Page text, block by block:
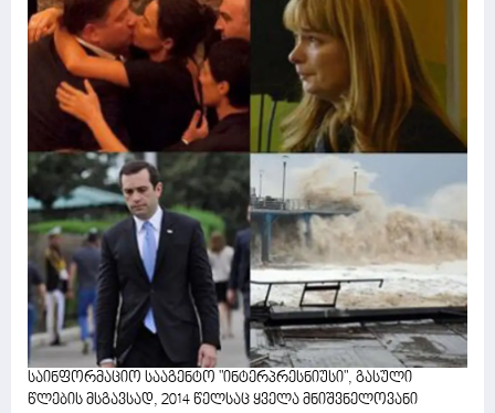
საინფორმაციო სააგენტო "ინტერპრესნიუსი", გასული
წლების მსგავსად, 2014 წელსაც ყველა მნიშვნელოვანი